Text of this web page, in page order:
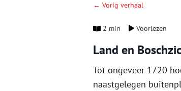
← Vorig verhaal
2 min Voorlezen
Land en
Tot ongeveer 1720
naastgelegen